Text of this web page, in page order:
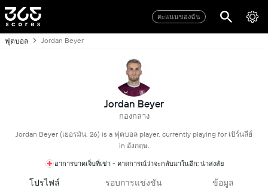
คะแนนของฉัน
ฟุตบอล Jordan Beyer
Jordan Beyer
กองกลาง
Jordan Beyer (เยอรมัน, 26) is a ฟุตบอล player, currently playing for เบิร์นลีย์
in อังกฤษ.
อาการบาดเจ็บที่เข่า - คาดการณ์ว่าจะกลับมาในอีก: น่าสงสัย
โปรไฟล์ รอบการแข่งขัน ข้อมูล